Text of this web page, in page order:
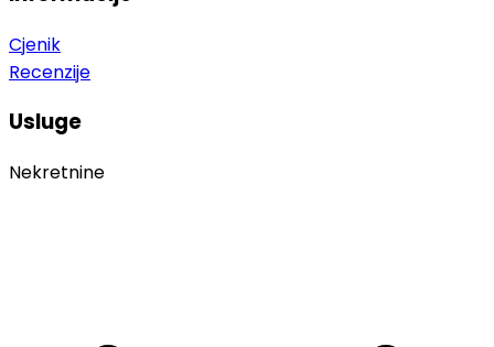
Cjenik
Recenzije
Usluge
Nekretnine